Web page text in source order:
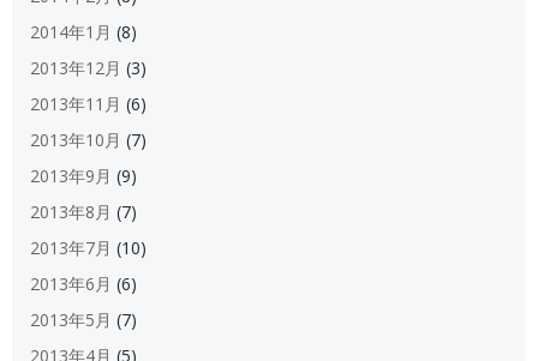
2014年1月 (8)
2013年12月 (3)
2013年11月 (6)
2013年10月 (7)
2013年9月 (9)
2013年8月 (7)
2013年7月 (10)
2013年6月 (6)
2013年5月 (7)
2013年4月 (5)